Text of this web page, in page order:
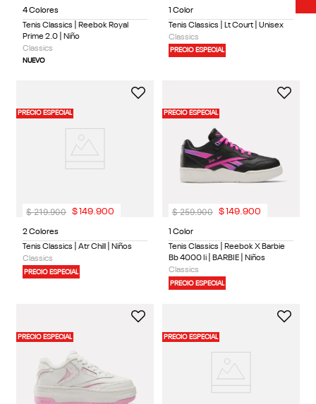
4 Colores
Tenis Classics | Reebok Royal
Prime 2.0 | Niño
Classics
NUEVO
1 Color
Tenis Classics | Lt Court | Unisex
Classics
PRECIO ESPECIAL
PRECIO ESPECIAL
2 Colores
Tenis Classics | Atr Chill | Niños
Classics
PRECIO ESPECIAL
$ 219.900 $ 149.900
PRECIO ESPECIAL
1 Color
Tenis Classics | Reebok X Barbie
Bb 4000 Ii | BARBIE | Niños
Classics
PRECIO ESPECIAL
$ 259.900 $ 149.900
PRECIO ESPECIAL PRECIO ESPECIAL